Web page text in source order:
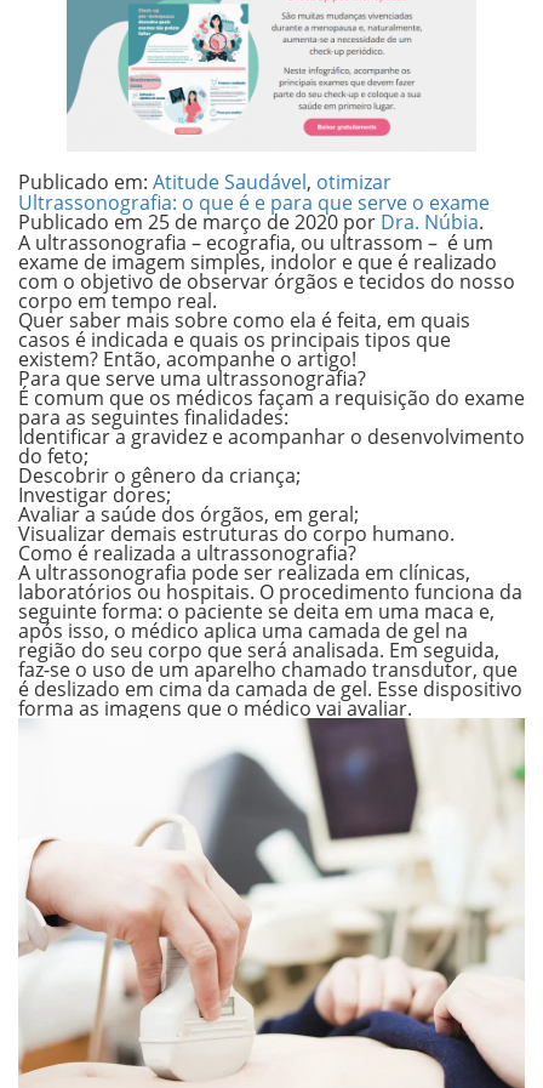
Publicado em: Atitude Saudável, otimizar
Ultrassonografia: o que é e para que serve o exame
Publicado em 25 de março de 2020 por Dra. Núbia.
A ultrassonografia – ecografia, ou ultrassom – é um
exame de imagem simples, indolor e que é realizado
com o objetivo de observar órgãos e tecidos do nosso
corpo em tempo real.
Quer saber mais sobre como ela é feita, em quais
casos é indicada e quais os principais tipos que
existem? Então, acompanhe o artigo!
Para que serve uma ultrassonografia?
É comum que os médicos façam a requisição do exame
para as seguintes finalidades:
Identificar a gravidez e acompanhar o desenvolvimento
do feto;
Descobrir o gênero da criança;
Investigar dores;
Avaliar a saúde dos órgãos, em geral;
Visualizar demais estruturas do corpo humano.
Como é realizada a ultrassonografia?
A ultrassonografia pode ser realizada em clínicas,
laboratórios ou hospitais. O procedimento funciona da
seguinte forma: o paciente se deita em uma maca e,
após isso, o médico aplica uma camada de gel na
região do seu corpo que será analisada. Em seguida,
faz-se o uso de um aparelho chamado transdutor, que
é deslizado em cima da camada de gel. Esse dispositivo
forma as imagens que o médico vai avaliar.